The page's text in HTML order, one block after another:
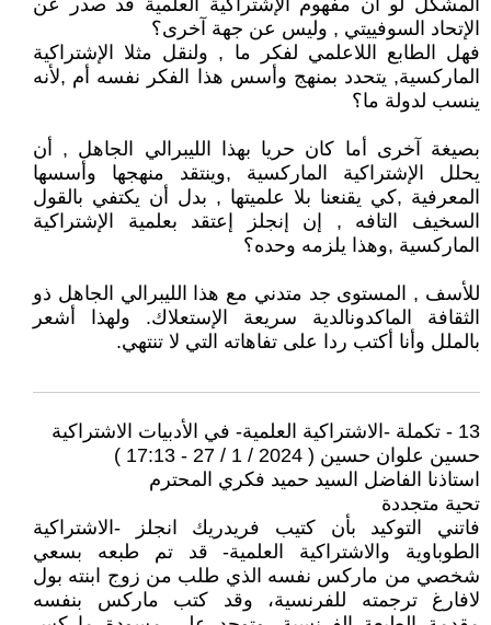
المشكل لو أن مفهوم الإشتراكية العلمية قد صدر عن
الإتحاد السوفييتي , وليس عن جهة آخرى؟
فهل الطابع اللاعلمي لفكر ما , ولنقل مثلا الإشتراكية
الماركسية, يتحدد بمنهج وأسس هذا الفكر نفسه أم ,لأنه
ينسب لدولة ما؟
بصيغة آخرى أما كان حريا بهذا الليبرالي الجاهل , أن
يحلل الإشتراكية الماركسية ,وينتقد منهجها وأسسها
المعرفية ,كي يقنعنا بلا علميتها , بدل أن يكتفي بالقول
السخيف التافه , إن إنجلز إعتقد بعلمية الإشتراكية
الماركسية ,وهذا يلزمه وحده؟
للأسف , المستوى جد متدني مع هذا الليبرالي الجاهل ذو
الثقافة الماكدونالدية سريعة الإستعلاك. ولهذا أشعر
بالملل وأنا أكتب ردا على تفاهاته التي لا تنتهي.
13 - تكملة -الاشتراكية العلمية- في الأدبيات الاشتراكية
حسين علوان حسين ( 2024 / 1 / 27 - 17:13 )
استاذنا الفاضل السيد حميد فكري المحترم
تحية متجددة
فاتني التوكيد بأن كتيب فريدريك انجلز -الاشتراكية
الطوباوية والاشتراكية العلمية- قد تم طبعه بسعي
شخصي من ماركس نفسه الذي طلب من زوج ابنته بول
لافارغ ترجمته للفرنسية، وقد كتب ماركس بنفسه